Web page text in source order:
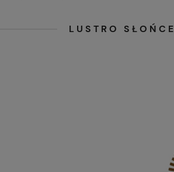
LUSTRO SŁOŃCE